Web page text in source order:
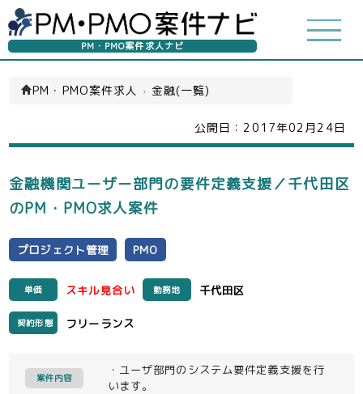
PM・PMO案件求人ナビ
PM・PMO案件求人 › 金融(一覧)
公開日： 2017年02月24日
金融機関ユーザー部門の要件定義支援／千代田区
のPM・PMO求人案件
プロジェクト管理 PMO
単価 スキル見合い 勤務地 千代田区
契約形態 フリーランス
案件内容
・ユーザ部門のシステム要件定義支援を行
います。